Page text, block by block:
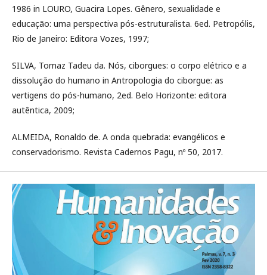
1986 in LOURO, Guacira Lopes. Gênero, sexualidade e
educação: uma perspectiva pós-estruturalista. 6ed. Petropólis,
Rio de Janeiro: Editora Vozes, 1997;
SILVA, Tomaz Tadeu da. Nós, ciborgues: o corpo elétrico e a
dissolução do humano in Antropologia do ciborgue: as
vertigens do pós-humano, 2ed. Belo Horizonte: editora
autêntica, 2009;
ALMEIDA, Ronaldo de. A onda quebrada: evangélicos e
conservadorismo. Revista Cadernos Pagu, nº 50, 2017.